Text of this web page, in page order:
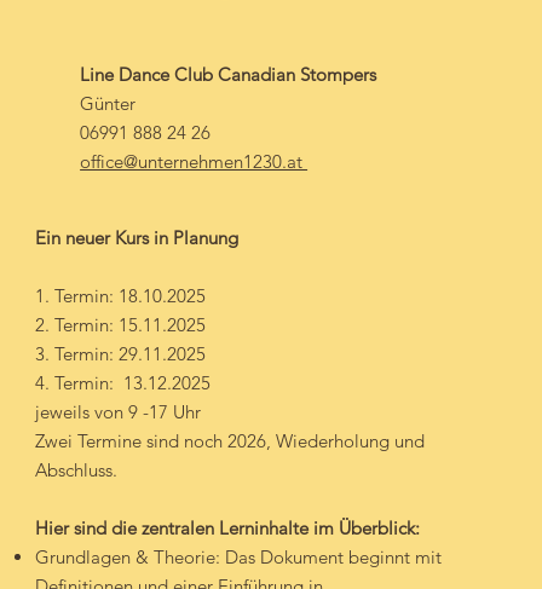
Line Dance Club Canadian Stompers
Günter
06991 888 24 26
office@unternehmen1230.at
Ein neuer Kurs in Planung
1. Termin: 18.10.2025
2. ⁠Termin: 15.11.2025
3. ⁠Termin: 29.11.2025
4. ⁠Termin: 13.12.2025
jeweils von 9 -17 Uhr
Zwei Termine sind noch 2026, Wiederholung und
Abschluss.
Hier sind die zentralen Lerninhalte im Überblick:
Grundlagen & Theorie: Das Dokument beginnt mit